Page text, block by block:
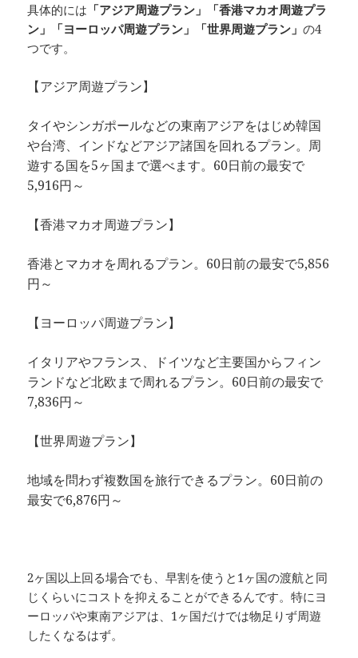
具体的には 「アジア周遊プラン」「香港マカオ周遊プラ
ン」「ヨーロッパ周遊プラン」「世界周遊プラン」の4
つです。
【アジア周遊プラン】
タイやシンガポールなどの東南アジアをはじめ韓国
や台湾、インドなどアジア諸国を回れるプラン。周
遊する国を5ヶ国まで選べます。60日前の最安で
5,916円～
【香港マカオ周遊プラン】
香港とマカオを周れるプラン。60日前の最安で5,856
円～
【ヨーロッパ周遊プラン】
イタリアやフランス、ドイツなど主要国からフィン
ランドなど北欧まで周れるプラン。60日前の最安で
7,836円～
【世界周遊プラン】
地域を問わず複数国を旅行できるプラン。60日前の
最安で6,876円～
2ヶ国以上回る場合でも、早割を使うと1ヶ国の渡航と同
じくらいにコストを抑えることができる んです。特にヨ
ーロッパや東南アジアは、1ヶ国だけでは物足りず周遊
したくなるはず。